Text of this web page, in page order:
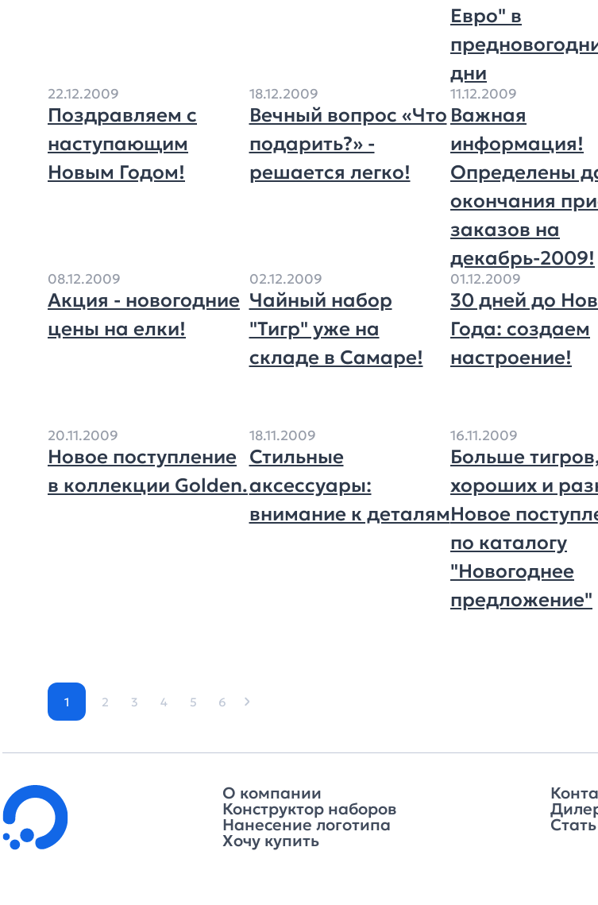
Евро" в
дни
22.12.2009
Поздравляем с
наступающим
Новым Годом!
18.12.2009
Вечный вопрос «Что
подарить?» -
решается легко!
11.12.2009
Важная
информация!
Определены
окончания
заказов на
декабрь-2009!
08.12.2009
Акция - новогодние
цены на елки!
02.12.2009
Чайный набор
"Тигр" уже на
складе в Самаре!
01.12.2009
30 дней до
Года: создаем
настроение!
20.11.2009
Новое поступление
в коллекции Golden.
18.11.2009
Стильные
аксессуары:
внимание к деталям
16.11.2009
Больше
хороших и
Новое
по каталогу
"Новогоднее
предложение"
1 2 3 4 5 6
О компании
Конструктор наборов
Нанесение логотипа
Хочу купить